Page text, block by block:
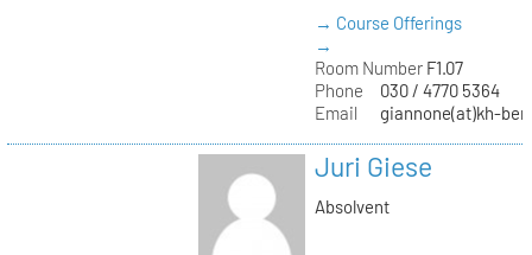
→ Course Offerings
→
Room NumberF1.07
Phone
030 / 4770 5364
Email
giannone(at)kh-
Juri Giese
Absolvent